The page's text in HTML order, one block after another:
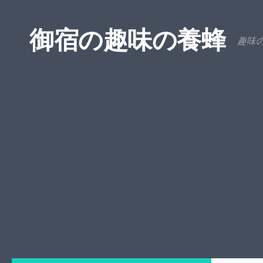
御宿の趣味の養蜂 趣味